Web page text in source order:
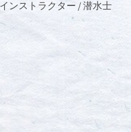
ンストラクター / 潜水士